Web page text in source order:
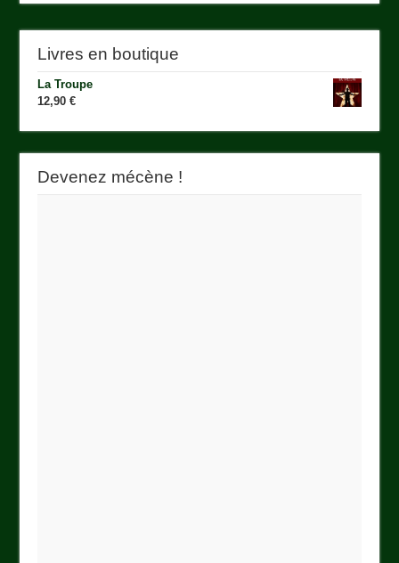
Livres en boutique
La Troupe
12,90€
Devenez mécène !